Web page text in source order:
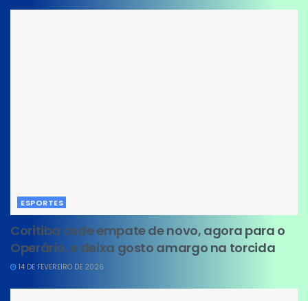
ESPORTES
Coritiba cede empate de novo, agora para o
Operário, e deixa gosto amargo na torcida
14 DE FEVEREIRO DE 2026